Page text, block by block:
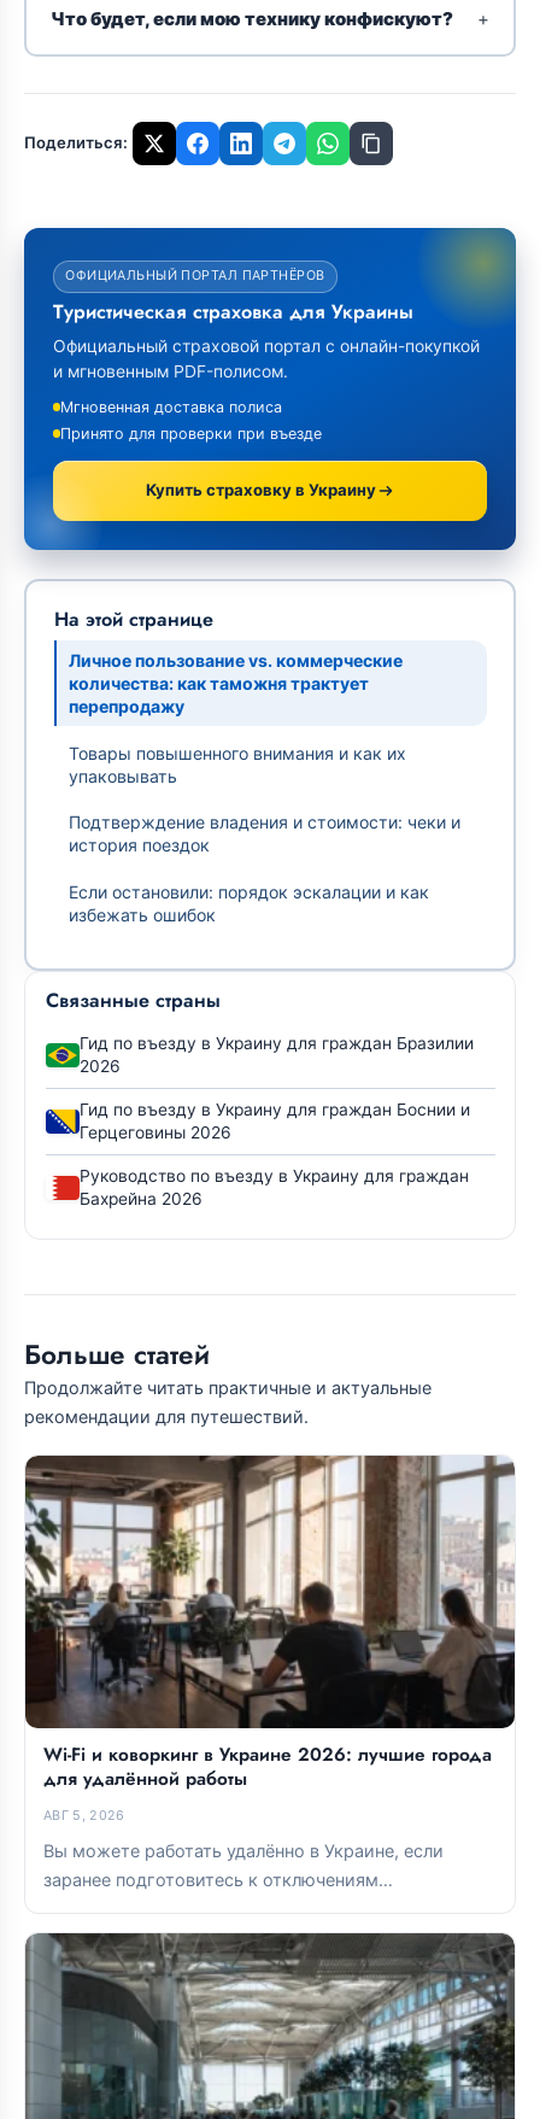
Что будет, если мою технику конфискуют?
Поделиться:
ОФИЦИАЛЬНЫЙ ПОРТАЛ ПАРТНЁРОВ
Туристическая страховка для Украины
Официальный страховой портал с онлайн-покупкой
и мгновенным PDF-полисом.
Мгновенная доставка полиса
Принято для проверки при въезде
Купить страховку в Украину
На этой странице
Личное пользование vs. коммерческие
количества: как таможня трактует
перепродажу
Товары повышенного внимания и как их
упаковывать
Подтверждение владения и стоимости: чеки и
история поездок
Если остановили: порядок эскалации и как
избежать ошибок
Связанные страны
Гид по въезду в Украину для граждан Бразилии
2026
Гид по въезду в Украину для граждан Боснии и
Герцеговины 2026
Руководство по въезду в Украину для граждан
Бахрейна 2026
Больше статей
Продолжайте читать практичные и актуальные
рекомендации для путешествий.
Wi-Fi и коворкинг в Украине 2026: лучшие города
для удалённой работы
АВГ 5, 2026
Вы можете работать удалённо в Украине, если
заранее подготовитесь к отключениям
электроэнергии и тщательно выберете базу. Lviv и...